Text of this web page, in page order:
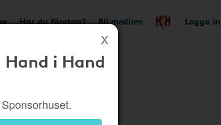
Har du företag? Bli medlem Logga in
i Hand